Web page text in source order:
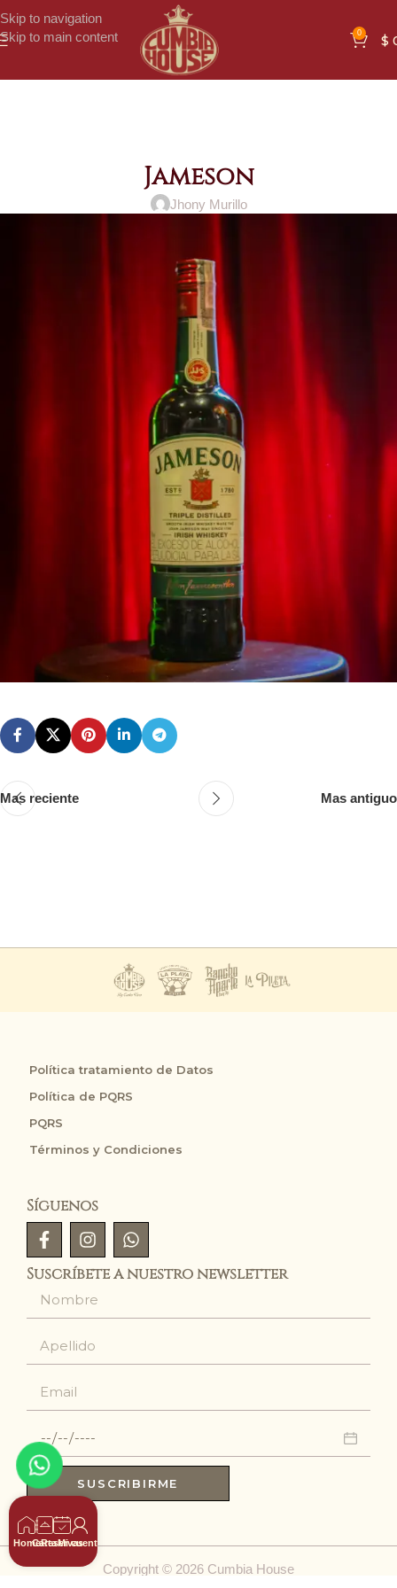
Skip to navigation
Skip to main content
0 $
Jameson
Jhony Murillo
Mas reciente Mas antiguo
Política tratamiento de Datos
Política de PQRS
PQRS
Términos y Condiciones
Síguenos
Suscríbete a nuestro newsletter
SUSCRIBIRME
Copyright © 2026 Cumbia House
HomeCarta
Reservas
Mi cuenta